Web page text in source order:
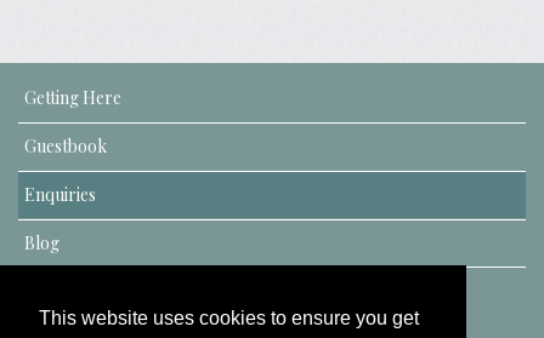
This website uses cookies to ensure you get
Getting Here
Guestbook
Enquiries
Blog